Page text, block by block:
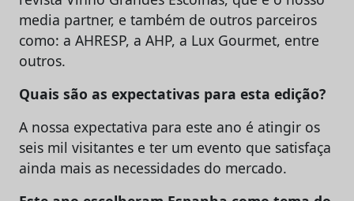
media partner, e também de outros parceiros
como: a AHRESP, a AHP, a Lux Gourmet, entre
outros.
Quais são as expectativas para esta edição?
A nossa expectativa para este ano é atingir os
seis mil visitantes e ter um evento que satisfaça
ainda mais as necessidades do mercado.